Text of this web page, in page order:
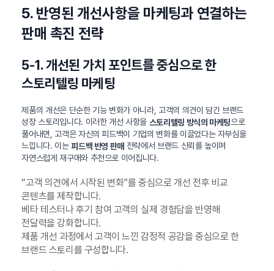
5. 반영된 개선사항을 마케팅과 연결하는
판매 촉진 전략
5-1. 개선된 가치 포인트를 중심으로 한
스토리텔링 마케팅
제품의 개선은 단순한 기능 변화가 아니라, 고객의 의견이 담긴 브랜드
성장 스토리입니다. 이러한 개선 사항을 스토리텔링 방식의 마케팅으로
풀어내면, 고객은 자신의 피드백이 기업의 변화를 이끌었다는 자부심을
느낍니다. 이는피드백 반영 판매 전략에서 브랜드 신뢰를 높이며
자연스럽게 재구매와 추천으로 이어집니다.
“고객 의견에서 시작된 변화”를 중심으로 개선 전후 비교
콘텐츠를 제작합니다.
베타 테스터나 후기 참여 고객의 실제 경험담을 반영해
전달력을 강화합니다.
제품 개선 과정에서 고객이 느낀 감정적 공감을 중심으로 한
브랜드 스토리를 구성합니다.